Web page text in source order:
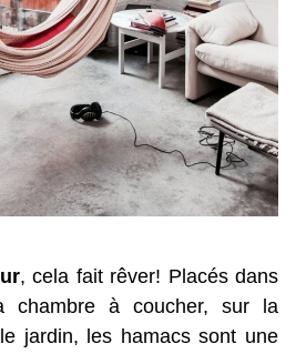
, cela fait rêver! Placés dans
chambre à coucher, sur la
jardin, les hamacs sont une